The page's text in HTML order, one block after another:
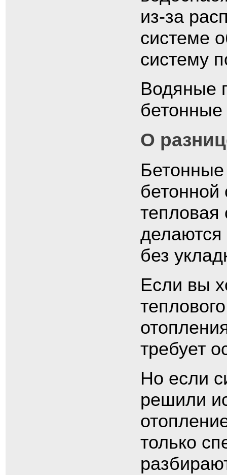
из-за
системе
систему
Водяные
О
бетонной
без
Если вы
требует
Но если
решили
только